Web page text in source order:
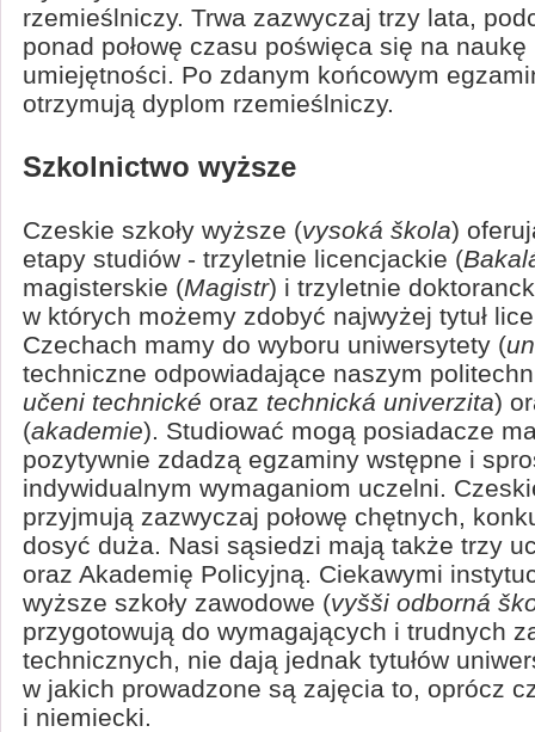
rzemieślniczy. Trwa zazwyczaj trzy lata,
ponad połowę czasu poświęca się na
umiejętności. Po zdanym końcowym
otrzymują dyplom rzemieślniczy.
Szkolnictwo wyższe
Czeskie szkoły wyższe (vysoká škola)
etapy studiów - trzyletnie licencjackie (
magisterskie (Magistr) i trzyletnie
w których możemy zdobyć najwyżej tytuł
Czechach mamy do wyboru uniwersytety (
techniczne odpowiadające naszym
učeni technické oraz technická univerzita)
(akademie). Studiować mogą posiadacze
pozytywnie zdadzą egzaminy wstępne i
indywidualnym wymaganiom uczelni.
przyjmują zazwyczaj połowę chętnych,
dosyć duża. Nasi sąsiedzi mają także trzy
oraz Akademię Policyjną. Ciekawymi
wyższe szkoły zawodowe (vyšši odborná
przygotowują do wymagających i trudnych
technicznych, nie dają jednak tytułów
w jakich prowadzone są zajęcia to, oprócz
i niemiecki.